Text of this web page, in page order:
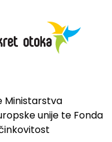
Ministarstva
unije te Fonda